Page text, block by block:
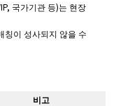
국가기관 등)는 현장
칭이 성사되지 않을 수
비고